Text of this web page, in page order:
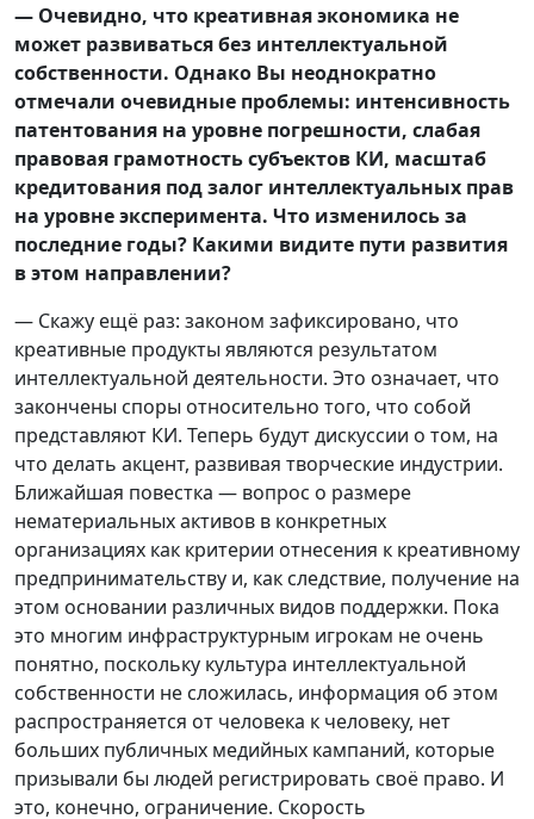
— Очевидно, что креативная экономика не
может развиваться без интеллектуальной
собственности. Однако Вы неоднократно
отмечали очевидные проблемы: интенсивность
патентования на уровне погрешности, слабая
правовая грамотность субъектов КИ, масштаб
кредитования под залог интеллектуальных прав
на уровне эксперимента. Что изменилось за
последние годы? Какими видите пути развития
в этом направлении?
— Скажу ещё раз: законом зафиксировано, что
креативные продукты являются результатом
интеллектуальной деятельности. Это означает, что
закончены споры относительно того, что собой
представляют КИ. Теперь будут дискуссии о том, на
что делать акцент, развивая творческие индустрии.
Ближайшая повестка — вопрос о размере
нематериальных активов в конкретных
организациях как критерии отнесения к креативному
предпринимательству и, как следствие, получение на
этом основании различных видов поддержки. Пока
это многим инфраструктурным игрокам не очень
понятно, поскольку культура интеллектуальной
собственности не сложилась, информация об этом
распространяется от человека к человеку, нет
больших публичных медийных кампаний, которые
призывали бы людей регистрировать своё право. И
это, конечно, ограничение. Скорость